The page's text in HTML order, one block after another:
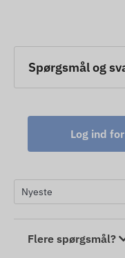
Spørgsmål og
Log ind
Flere spørgsmål?